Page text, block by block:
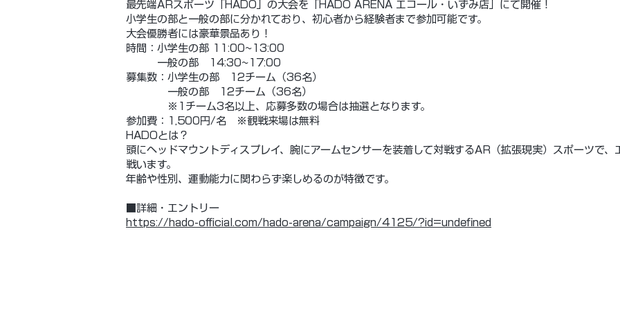
最先端ARスポーツ「HADO」の大会を「HADO ARENA エコール・いずみ店」にて開催！
小学生の部と一般の部に分かれており、初心者から経験者まで参加可能です。
大会優勝者には豪華景品あり！
時間：小学生の部 11:00~13:00
一般の部 14:30~17:00
募集数：小学生の部 12チーム（36名）
一般の部 12チーム（36名）
※1チーム3名以上、応募多数の場合は抽選となります。
参加費：1,500円/名 ※観戦来場は無料
HADOとは？
頭にヘッドマウントディスプレイ、腕にアームセンサーを装着して対戦するAR（拡張現実）スポーツで
戦います。
年齢や性別、運動能力に関わらず楽しめるのが特徴です。
​■詳細・エントリー
https://hado-official.com/hado-arena/campaign/4125/?id=undefined